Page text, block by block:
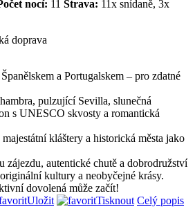
nocí: 11 Strava: 11x snídaně, 3x
doprava
a Portugalskem – pro zdatné
pulzující Sevilla, slunečná
s UNESCO skvosty a romantická
kláštery a historická města jako
autentické chutě a dobrodružství
kultury a neobyčejné krásy.
dovolená může začít!
Uložit Tisknout Celý popis